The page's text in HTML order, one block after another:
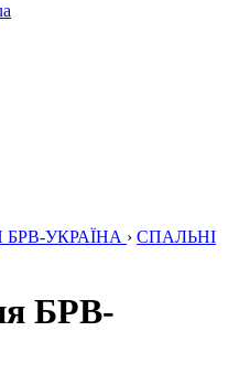
БРВ-УКРАЇНА › СПАЛЬНІ
БРВ-